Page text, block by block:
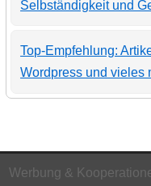
Selbständigkeit und
Top-Empfehlung:
Wordpress und vieles
Werbung &